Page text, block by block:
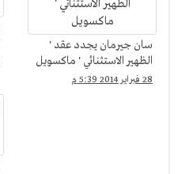
سان جيرمان يجدد عقد '
الظهير الاستثنائي ' ماكسويل
28 فبراير 2014 5:39 م